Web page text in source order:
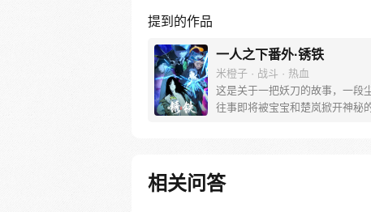
提到的作品
一人之下番外·锈铁
米橙子 · 战斗 · 热血
这是关于一把妖刀的故事，一段
往事即将被宝宝和楚岚掀开神秘
相关问答